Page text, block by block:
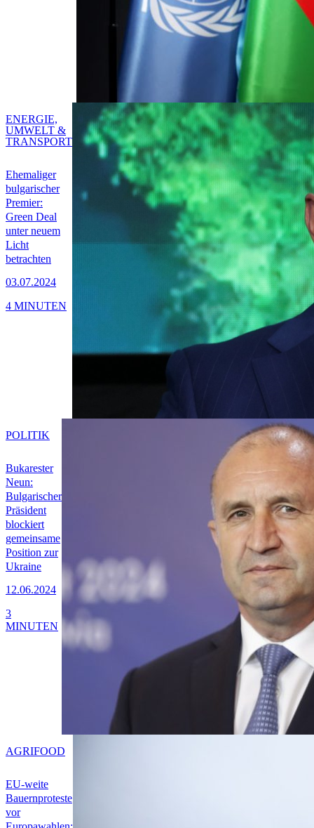
Ehemaliger
bulgarischer
Premier:
Green Deal
unter neuem
Licht
betrachten
03.07.2024
ENERGIE,
UMWELT &
TRANSPORT
4 MINUTEN
Bukarester
Neun:
Bulgarischer
Präsident
blockiert
gemeinsame
Position zur
Ukraine
12.06.2024
POLITIK
3
MINUTEN
EU-weite
Bauernproteste
vor
AGRIFOOD